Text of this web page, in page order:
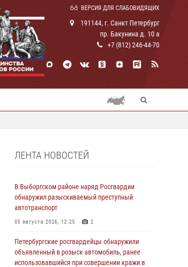
ВЕРСИЯ ДЛЯ СЛАБОВИДЯЩИХ
191144, г. Санкт Петербург
пр. Бакунина д. 10 а
+7 (812) 246-44-70
ЛЕНТА НОВОСТЕЙ
В Выборгском районе наряд Росгвардии
обнаружил разыскиваемый преступный
автотранспорт
05 августа 2026, 12:25 2
Петербургские росгвардейцы обнаружили
объявленный в розыск автомобиль, ранее
использовавшийся при совершении кражи в